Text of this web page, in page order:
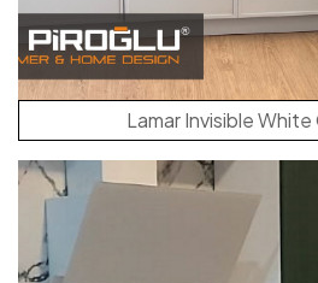
Lamar Invisible White